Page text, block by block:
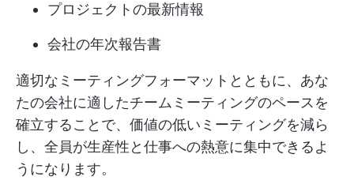
プロジェクトの最新情報
会社の年次報告書
適切なミーティングフォーマットとともに、あな
たの会社に適したチームミーティングのペースを
確立することで、価値の低いミーティングを減ら
し、全員が生産性と仕事への熱意に集中できるよ
うになります。